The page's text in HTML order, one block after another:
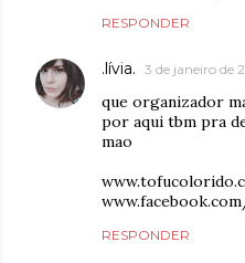
RESPONDER
.lívia. 3 de janeiro de
que organizador
por aqui tbm pra
mao
RESPONDER